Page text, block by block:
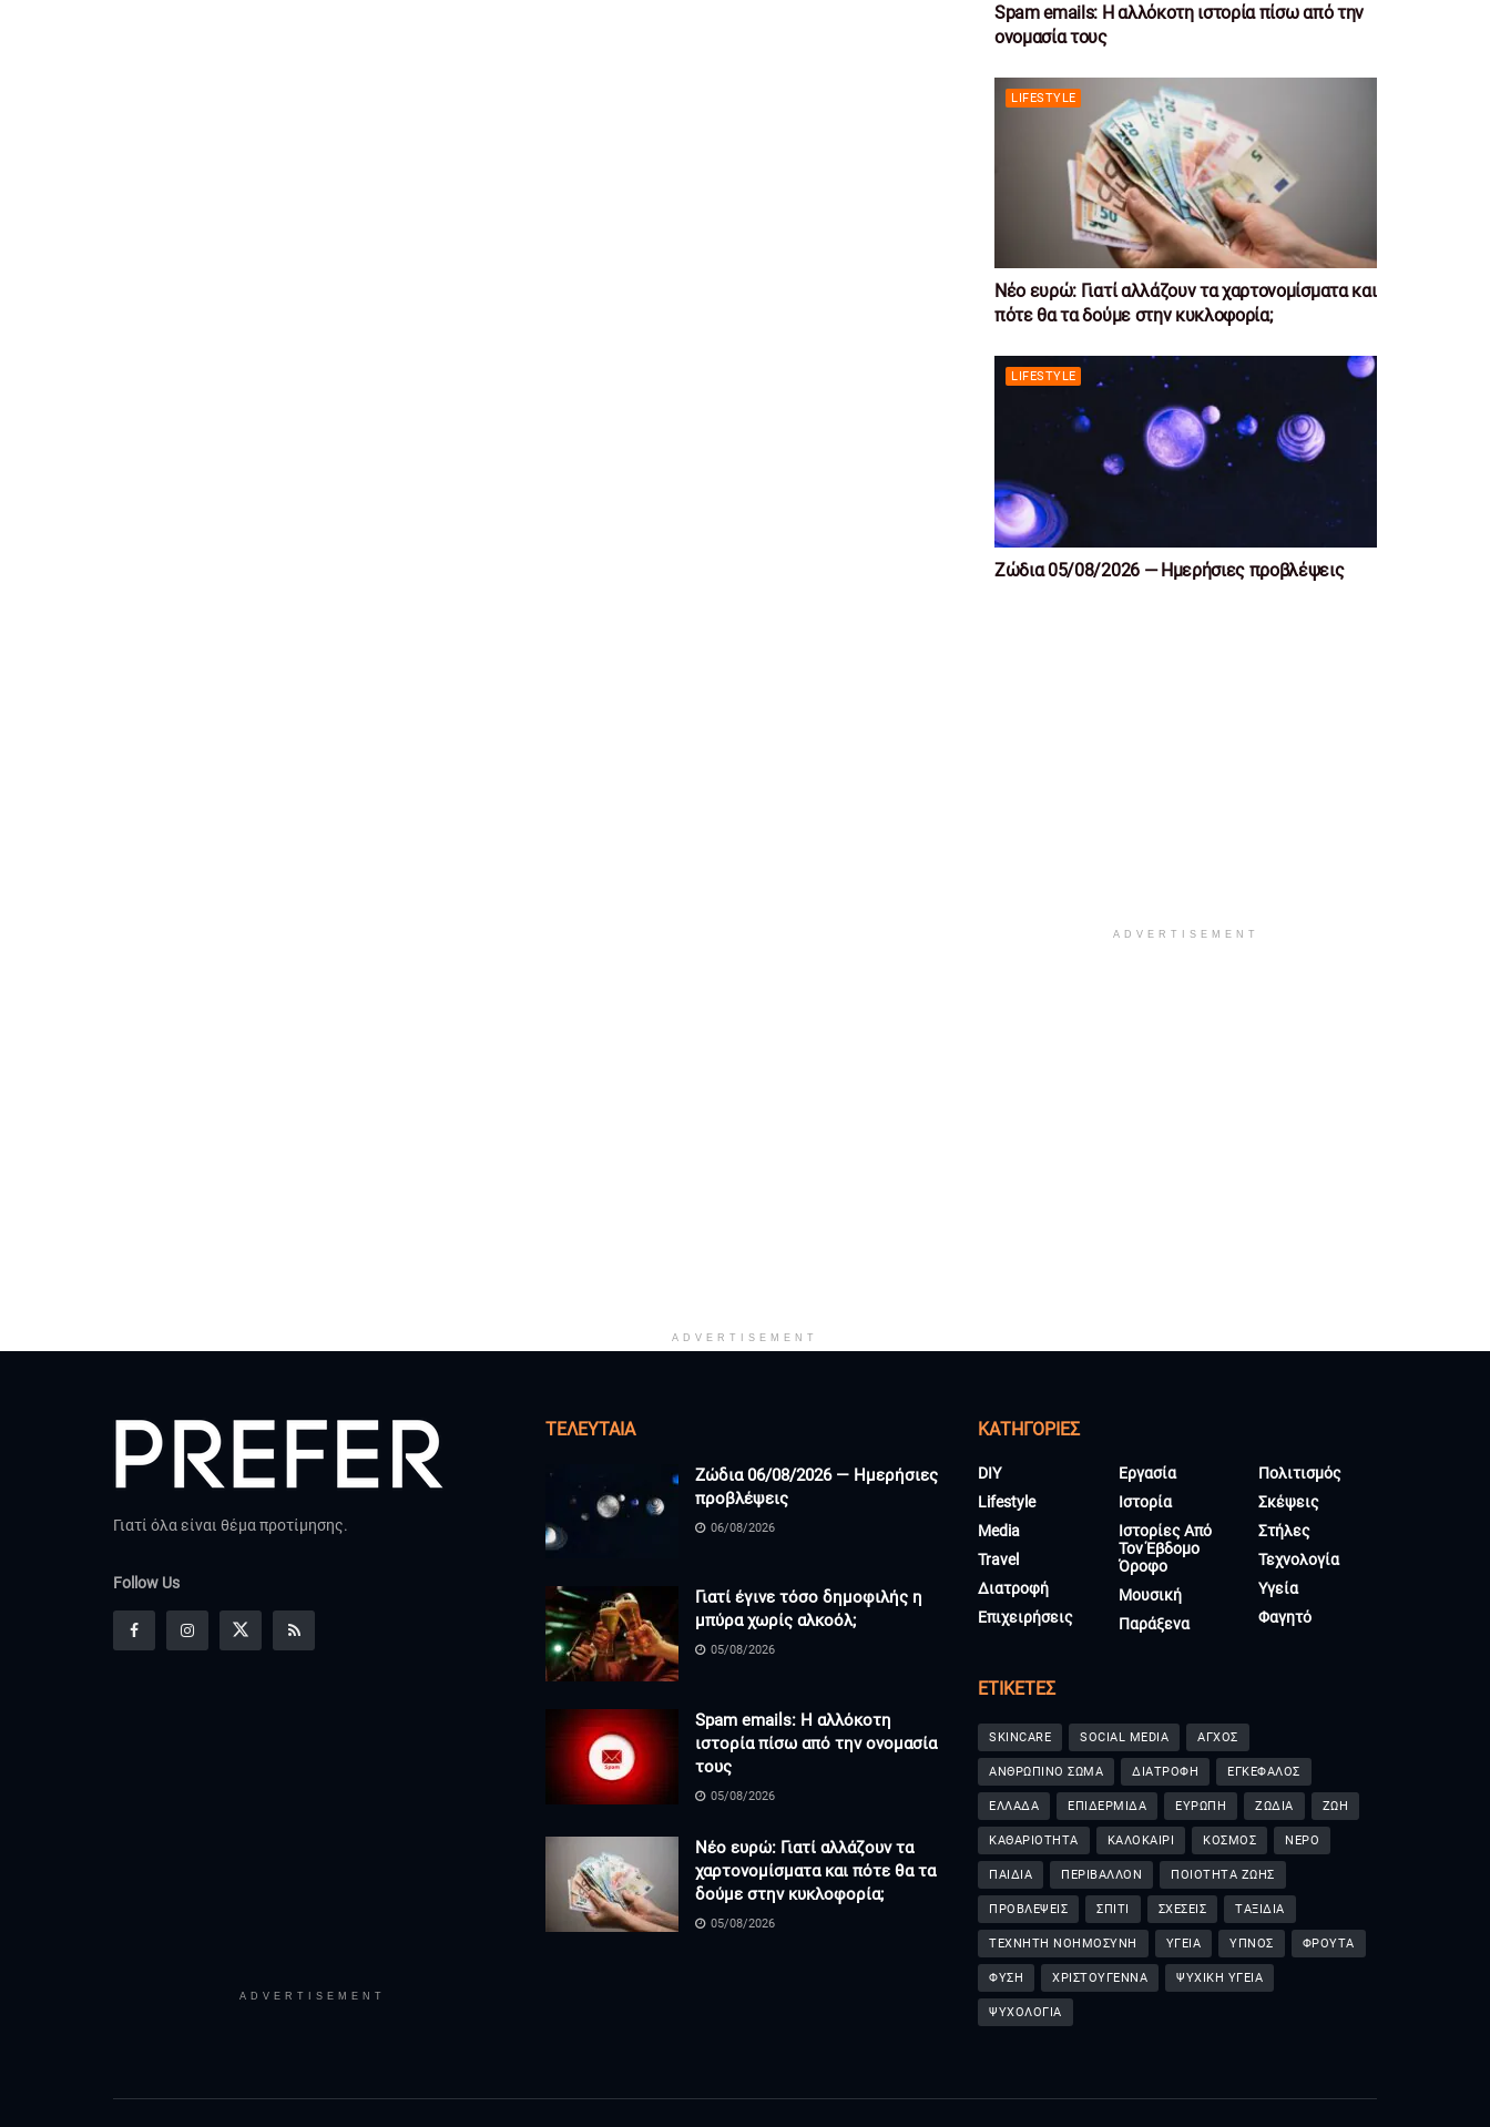
Spam emails: Η αλλόκοτη ιστορία πίσω από την
ονομασία τους
LIFESTYLE
Νέο ευρώ: Γιατί αλλάζουν τα χαρτονομίσματα και
πότε θα τα δούμε στην κυκλοφορία;
LIFESTYLE
Ζώδια 05/08/2026 — Ημερήσιες προβλέψεις
ADVERTISEMENT
ADVERTISEMENT
Γιατί όλα είναι θέμα προτίμησης.
Follow Us
ADVERTISEMENT
ΤΕΛΕΥΤΑΊΑ
Ζώδια 06/08/2026 — Ημερήσιες
προβλέψεις
06/08/2026
Γιατί έγινε τόσο δημοφιλής η
μπύρα χωρίς αλκοόλ;
05/08/2026
Spam emails: Η αλλόκοτη
ιστορία πίσω από την ονομασία
τους
05/08/2026
Νέο ευρώ: Γιατί αλλάζουν τα
χαρτονομίσματα και πότε θα τα
δούμε στην κυκλοφορία;
05/08/2026
KΑΤΗΓΟΡΊΕΣ
DIY
Lifestyle
Media
Travel
Διατροφή
Επιχειρήσεις
Εργασία
Ιστορία
Ιστορίες Από
Τον Έβδομο
Όροφο
Μουσική
Παράξενα
Πολιτισμός
Σκέψεις
Στήλες
Τεχνολογία
Υγεία
Φαγητό
ΕΤΙΚΈΤΕΣ
SKINCARE SOCIAL MEDIA ΑΓΧΟΣ
ΑΝΘΡΩΠΙΝΟ ΣΩΜΑ ΔΙΑΤΡΟΦΗ ΕΓΚΕΦΑΛΟΣ
ΕΛΛΑΔΑ ΕΠΙΔΕΡΜΙΔΑ ΕΥΡΩΠΗ ΖΩΔΙΑ ΖΩΗ
ΚΑΘΑΡΙΟΤΗΤΑ ΚΑΛΟΚΑΙΡΙ ΚΟΣΜΟΣ ΝΕΡΟ
ΠΑΙΔΙΑ ΠΕΡΙΒΑΛΛΟΝ ΠΟΙΟΤΗΤΑ ΖΩΗΣ
ΠΡΟΒΛΕΨΕΙΣ ΣΠΙΤΙ ΣΧΕΣΕΙΣ ΤΑΞΙΔΙΑ
ΤΕΧΝΗΤΗ ΝΟΗΜΟΣΥΝΗ ΥΓΕΙΑ ΥΠΝΟΣ ΦΡΟΥΤΑ
ΦΥΣΗ ΧΡΙΣΤΟΥΓΕΝΝΑ ΨΥΧΙΚΗ ΥΓΕΙΑ
ΨΥΧΟΛΟΓΙΑ